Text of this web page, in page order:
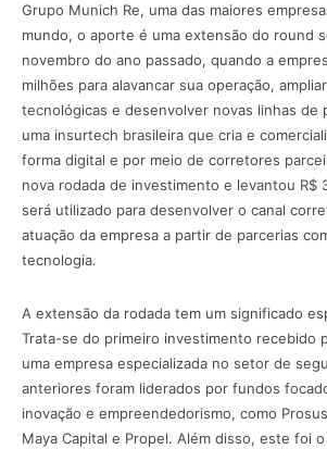
Grupo Munich Re, uma das maiores
mundo, o aporte é uma extensão do round
novembro do ano passado, quando a
milhões para alavancar sua operação,
tecnológicas e desenvolver novas linhas de
uma insurtech brasileira que cria e
forma digital e por meio de corretores
nova rodada de investimento e levantou R$
será utilizado para desenvolver o canal
atuação da empresa a partir de parcerias
tecnologia.
A extensão da rodada tem um significado
Trata-se do primeiro investimento recebido
uma empresa especializada no setor de
anteriores foram liderados por fundos
inovação e empreendedorismo, como
Maya Capital e Propel. Além disso, este foi